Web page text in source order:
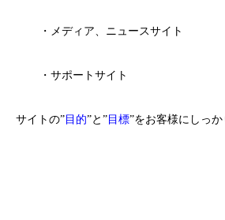
・メディア、ニュースサイト
・サポートサイト
サイトの” 目的”と” 目標”をお客様にしっか